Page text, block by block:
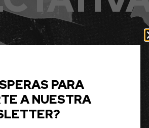
PARA
A NUESTRA